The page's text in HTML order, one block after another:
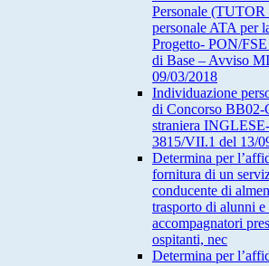
Personale (TUTOR
personale ATA per
Progetto- PON/
di Base – Avviso
09/03/2018
Individuazione
di Concorso BB02-
straniera
3815/VII.1 del 13/
Determina per
fornitura di un
conducente di
trasporto di alunni
accompagnatori
ospitanti, nec
Determina per